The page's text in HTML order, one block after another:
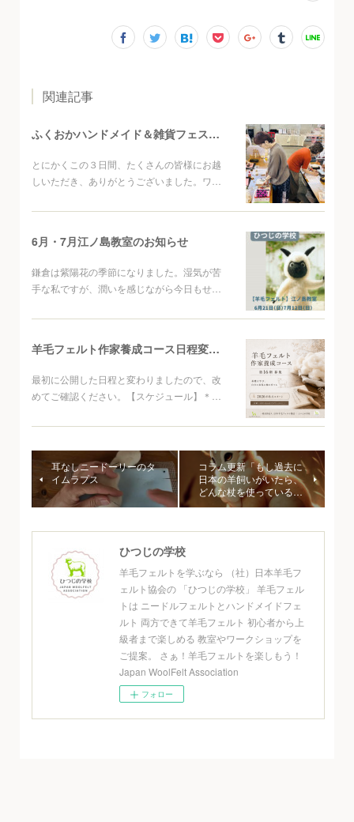
関連記事
ふくおかハンドメイド＆雑貨フェスタご来場ありがとうございました
とにかくこの３日間、たくさんの皆様にお越
しいただき、ありがとうございました。ワ…
6月・7月江ノ島教室のお知らせ
鎌倉は紫陽花の季節になりました。湿気が苦
手な私ですが、潤いを感じながら今日もせ…
羊毛フェルト作家養成コース日程変更について
最初に公開した日程と変わりましたので、改
めてご確認ください。【スケジュール】＊…
耳なしニードーリーのタ
イムラプス
コラム更新「もし過去に
日本の羊飼いがいたら、
どんな杖を使っている…
ひつじの学校
羊毛フェルトを学ぶなら （社）日本羊毛フ
ェルト協会の 「ひつじの学校」 羊毛フェル
トは ニードルフェルトとハンドメイドフェ
ルト 両方できて羊毛フェルト 初心者から上
級者まで楽しめる 教室やワークショップを
ご提案。 さぁ！羊毛フェルトを楽しもう！
Japan WoolFelt Association
フォロー